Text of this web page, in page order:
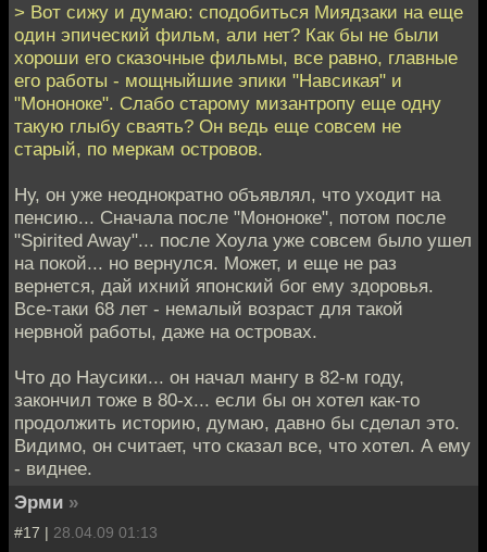
> Вот сижу и думаю: сподобиться Миядзаки на еще
один эпический фильм, али нет? Как бы не были
хороши его сказочные фильмы, все равно, главные
его работы - мощныйшие эпики "Навсикая" и
"Мононоке". Слабо старому мизантропу еще одну
такую глыбу сваять? Он ведь еще совсем не
старый, по меркам островов.
Ну, он уже неоднократно объявлял, что уходит на
пенсию... Сначала после "Мононоке", потом после
"Spirited Away"... после Хоула уже совсем было ушел
на покой... но вернулся. Может, и еще не раз
вернется, дай ихний японский бог ему здоровья.
Все-таки 68 лет - немалый возраст для такой
нервной работы, даже на островах.
Что до Наусики... он начал мангу в 82-м году,
закончил тоже в 80-х... если бы он хотел как-то
продолжить историю, думаю, давно бы сделал это.
Видимо, он считает, что сказал все, что хотел. А ему
- виднее.
Эрми »
#17 | 28.04.09 01:13